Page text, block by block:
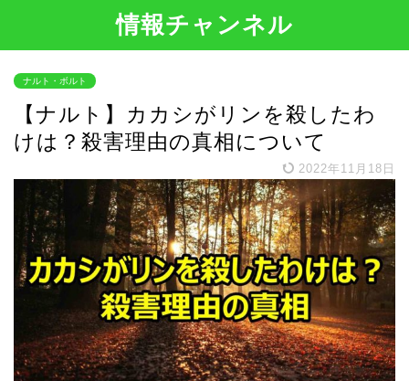
情報チャンネル
ナルト・ボルト
【ナルト】カカシがリンを殺したわ
けは？殺害理由の真相について
2022年11月18日